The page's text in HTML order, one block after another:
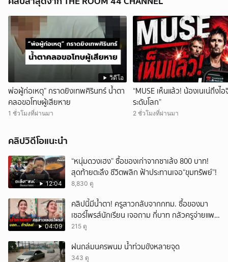
วิดีโอ
พ่อผู้ก่อเหตุ” กราดยิงเทพศิรินทร์ น้ำตา
คลอขอโทษผู้เสียหาย
1 ชั่วโมงที่ผ่านมา
“MUSE เห็นแล้ว! น้องเนเน่ถึงไ
ระดับโลก”
2 ชั่วโมงที่ผ่านมา
คลิปวิดีโอแนะนำ
12:04
“หนุ่มดวงเฮง” ซื้อของเก่าจากซาเล้ง 800 บาท!
สุดท้ายตะลึง ชีวิตพลิก ฟ้าประทานเจอ“ขุมทรัพย์”!
8,830 ดู
04:09
คลิปนี้มีน้ำตา! ครูสาวกลับจากกทม. ซื้อของมา
เซอร์ไพรส์นักเรียน เจอถาม กี่บาท กลัวครูจ่ายแพง
w
215 ดู
ฝนถล่มนครพนม น้ำท่วมขังหลายจุด
343 ดู